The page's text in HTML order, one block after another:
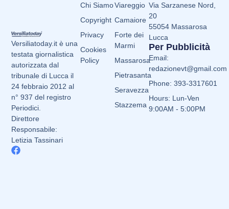
Versiliatoday.it è una
testata giornalistica
autorizzata dal
tribunale di Lucca il
24 febbraio 2012 al
n° 937 del registro
Periodici.
Direttore
Responsabile:
Letizia Tassinari
Viareggio
Camaiore
Forte dei
Marmi
Massarosa
Pietrasanta
Seravezza
Stazzema
Chi Siamo
Copyright
Privacy
Cookies
Policy
Via Sarzanese Nord,
20
55054 Massarosa
Lucca
Per Pubblicità
Email:
redazionevt@gmail.com
Phone: 393-3317601
Hours: Lun-Ven
9:00AM - 5:00PM